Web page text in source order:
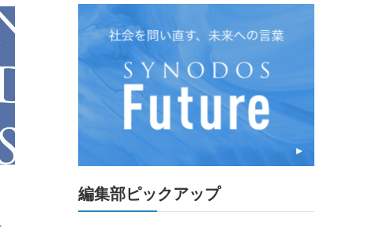
編集部ピックアップ